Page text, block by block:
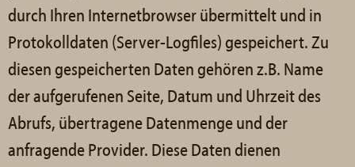
durch Ihren Internetbrowser übermittelt und in
Protokolldaten (Server-Logfiles) gespeichert. Zu
diesen gespeicherten Daten gehören z.B. Name
der aufgerufenen Seite, Datum und Uhrzeit des
Abrufs, übertragene Datenmenge und der
anfragende Provider. Diese Daten dienen